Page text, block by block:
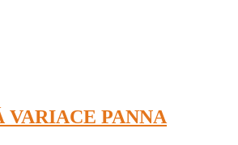
VARIACE PANNA